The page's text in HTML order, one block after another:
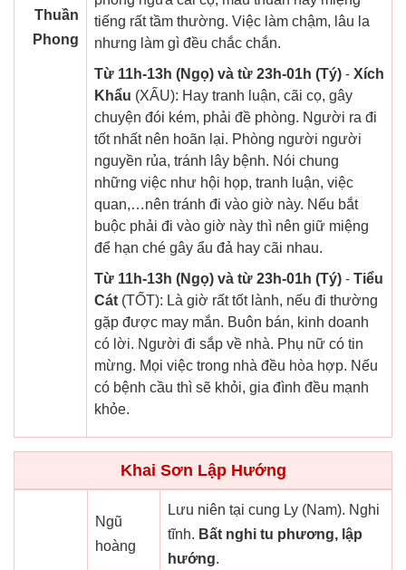
Thuần
Phong
tiếng rất tầm thường. Việc làm chậm, lâu la
nhưng làm gì đều chắc chắn.
Từ 11h-13h (Ngọ) và từ 23h-01h (Tý) - Xích
Khẩu (XẤU): Hay tranh luận, cãi cọ, gây
chuyện đói kém, phải đề phòng. Người ra đi
tốt nhất nên hoãn lại. Phòng người người
nguyền rủa, tránh lây bệnh. Nói chung
những việc như hội họp, tranh luận, việc
quan,…nên tránh đi vào giờ này. Nếu bắt
buộc phải đi vào giờ này thì nên giữ miệng
để hạn ché gây ẩu đả hay cãi nhau.
Từ 11h-13h (Ngọ) và từ 23h-01h (Tý) - Tiểu
Cát (TỐT): Là giờ rất tốt lành, nếu đi thường
gặp được may mắn. Buôn bán, kinh doanh
có lời. Người đi sắp về nhà. Phụ nữ có tin
mừng. Mọi việc trong nhà đều hòa hợp. Nếu
có bệnh cầu thì sẽ khỏi, gia đình đều mạnh
khỏe.
Khai Sơn Lập Hướng
Ngũ
hoàng
Lưu niên tại cung Ly (Nam). Nghi
tĩnh. Bất nghi tu phương, lập
hướng.